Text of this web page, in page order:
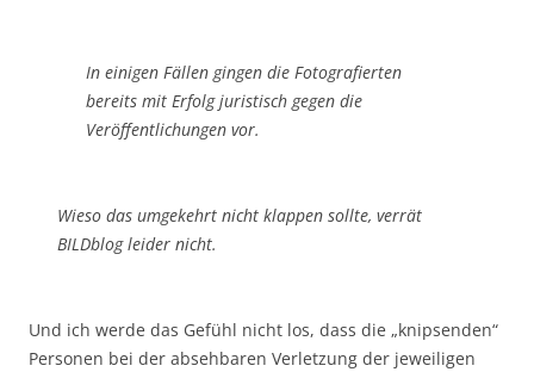
In einigen Fällen gingen die Fotografierten
bereits mit Erfolg juristisch gegen die
Veröffentlichungen vor.
Wieso das umgekehrt nicht klappen sollte, verrät
BILDblog leider nicht.
Und ich werde das Gefühl nicht los, dass die „knipsenden“
Personen bei der absehbaren Verletzung der jeweiligen